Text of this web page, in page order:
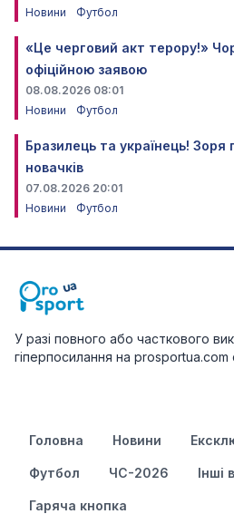
Новини
Футбол
«Це черговий акт терору!»
офіційною заявою
08.08.2026 08:01
Новини
Футбол
Бразилець та українець! Зоря
новачків
07.08.2026 20:01
Новини
Футбол
У разі повного або часткового
гіперпосилання на
Головна Новини
Футбол ЧС-2026 Інші
Гаряча кнопка